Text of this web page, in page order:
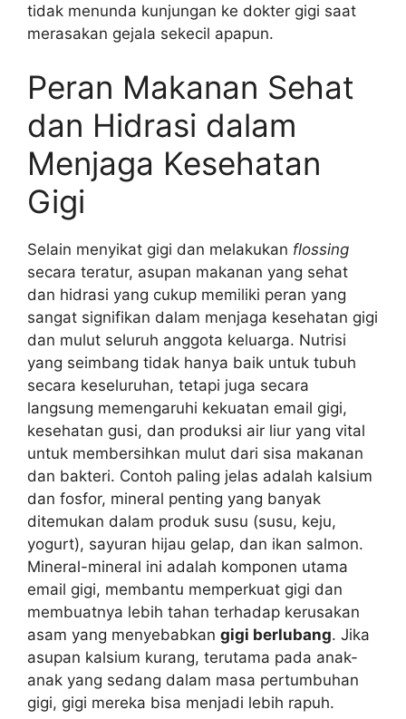
tidak menunda kunjungan ke dokter gigi saat
merasakan gejala sekecil apapun.
Peran Makanan Sehat
dan Hidrasi dalam
Menjaga Kesehatan
Gigi
Selain menyikat gigi dan melakukan flossing
secara teratur, asupan makanan yang sehat
dan hidrasi yang cukup memiliki peran yang
sangat signifikan dalam menjaga kesehatan gigi
dan mulut seluruh anggota keluarga. Nutrisi
yang seimbang tidak hanya baik untuk tubuh
secara keseluruhan, tetapi juga secara
langsung memengaruhi kekuatan email gigi,
kesehatan gusi, dan produksi air liur yang vital
untuk membersihkan mulut dari sisa makanan
dan bakteri. Contoh paling jelas adalah kalsium
dan fosfor, mineral penting yang banyak
ditemukan dalam produk susu (susu, keju,
yogurt), sayuran hijau gelap, dan ikan salmon.
Mineral-mineral ini adalah komponen utama
email gigi, membantu memperkuat gigi dan
membuatnya lebih tahan terhadap kerusakan
asam yang menyebabkan gigi berlubang. Jika
asupan kalsium kurang, terutama pada anak-
anak yang sedang dalam masa pertumbuhan
gigi, gigi mereka bisa menjadi lebih rapuh.